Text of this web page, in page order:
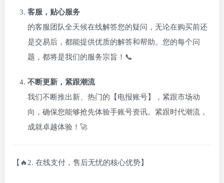
客服，贴心服务
的客服团队全天候在线解答您的疑问，无论在购买前还
是交易后，都能提供优质的解答和帮助。您的每个问
题，都将是我们的服务宗旨！📞
不断更新，紧跟潮流
我们不断推出新、热门的【电报账号】，紧跟市场动
向，确保您能够抢先体验手账号资讯。紧跟时代潮流，
成就卓越体验！🚀
【🔥2. 在线支付，售后无忧的核心优势】